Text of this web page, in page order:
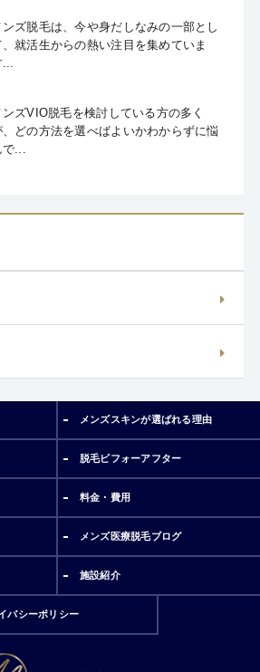
ンズ脱毛は、今や身だしなみの一部とし
、就活生からの熱い注目を集めていま
...
ンズVIO脱毛を検討している方の多く
、どの方法を選べばよいかわからずに悩
で...
メンズスキンが選ばれる理由
脱毛ビフォーアフター
料金・費用
メンズ医療脱毛ブログ
施設紹介
バシーポリシー